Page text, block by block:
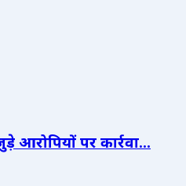
पर कार्रवा...